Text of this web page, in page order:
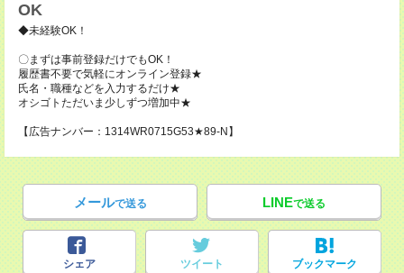
OK
◆未経験OK！
〇まずは事前登録だけでもOK！
履歴書不要で気軽にオンライン登録★
氏名・職種などを入力するだけ★
オシゴトただいま少しずつ増加中★
【広告ナンバー：1314WR0715G53★89-N】
メールで送る LINEで送る
シェア ツイート ブックマーク